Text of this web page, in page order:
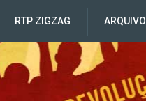
RTP ZIGZAG